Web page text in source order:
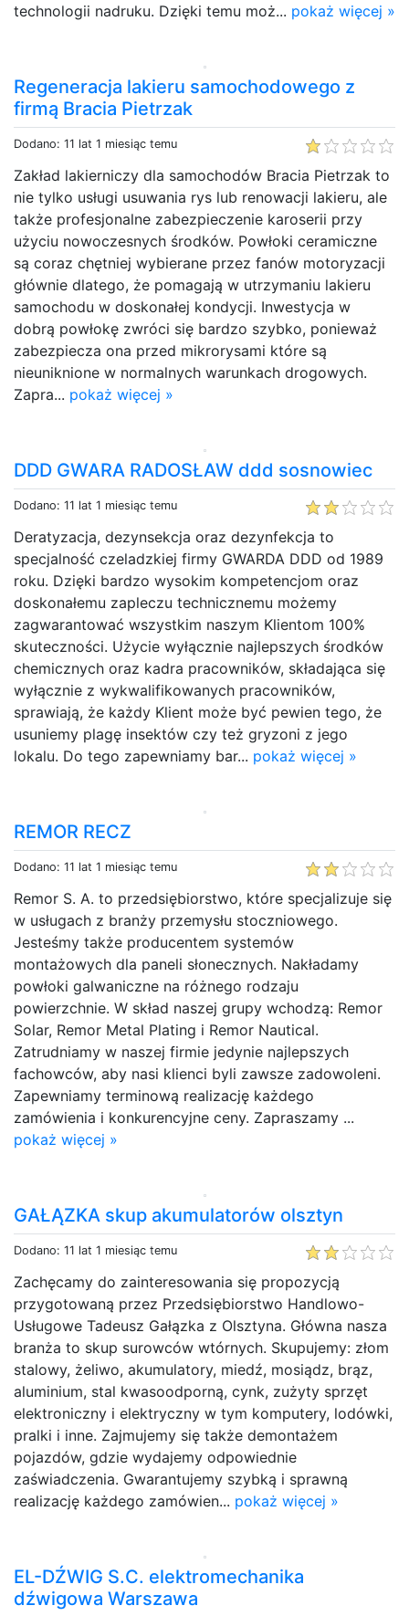
technologii nadruku. Dzięki temu moż... pokaż więcej »
Regeneracja lakieru samochodowego z
firmą Bracia Pietrzak
Dodano: 11 lat 1 miesiąc temu
Zakład lakierniczy dla samochodów Bracia Pietrzak to
nie tylko usługi usuwania rys lub renowacji lakieru, ale
także profesjonalne zabezpieczenie karoserii przy
użyciu nowoczesnych środków. Powłoki ceramiczne
są coraz chętniej wybierane przez fanów motoryzacji
głównie dlatego, że pomagają w utrzymaniu lakieru
samochodu w doskonałej kondycji. Inwestycja w
dobrą powłokę zwróci się bardzo szybko, ponieważ
zabezpiecza ona przed mikrorysami które są
nieuniknione w normalnych warunkach drogowych.
Zapra... pokaż więcej »
DDD GWARA RADOSŁAW ddd sosnowiec
Dodano: 11 lat 1 miesiąc temu
Deratyzacja, dezynsekcja oraz dezynfekcja to
specjalność czeladzkiej firmy GWARDA DDD od 1989
roku. Dzięki bardzo wysokim kompetencjom oraz
doskonałemu zapleczu technicznemu możemy
zagwarantować wszystkim naszym Klientom 100%
skuteczności. Użycie wyłącznie najlepszych środków
chemicznych oraz kadra pracowników, składająca się
wyłącznie z wykwalifikowanych pracowników,
sprawiają, że każdy Klient może być pewien tego, że
usuniemy plagę insektów czy też gryzoni z jego
lokalu. Do tego zapewniamy bar... pokaż więcej »
REMOR RECZ
Dodano: 11 lat 1 miesiąc temu
Remor S. A. to przedsiębiorstwo, które specjalizuje się
w usługach z branży przemysłu stoczniowego.
Jesteśmy także producentem systemów
montażowych dla paneli słonecznych. Nakładamy
powłoki galwaniczne na różnego rodzaju
powierzchnie. W skład naszej grupy wchodzą: Remor
Solar, Remor Metal Plating i Remor Nautical.
Zatrudniamy w naszej firmie jedynie najlepszych
fachowców, aby nasi klienci byli zawsze zadowoleni.
Zapewniamy terminową realizację każdego
zamówienia i konkurencyjne ceny. Zapraszamy ...
pokaż więcej »
GAŁĄZKA skup akumulatorów olsztyn
Dodano: 11 lat 1 miesiąc temu
Zachęcamy do zainteresowania się propozycją
przygotowaną przez Przedsiębiorstwo Handlowo-
Usługowe Tadeusz Gałązka z Olsztyna. Główna nasza
branża to skup surowców wtórnych. Skupujemy: złom
stalowy, żeliwo, akumulatory, miedź, mosiądz, brąz,
aluminium, stal kwasoodporną, cynk, zużyty sprzęt
elektroniczny i elektryczny w tym komputery, lodówki,
pralki i inne. Zajmujemy się także demontażem
pojazdów, gdzie wydajemy odpowiednie
zaświadczenia. Gwarantujemy szybką i sprawną
realizację każdego zamówien... pokaż więcej »
EL-DŹWIG S.C. elektromechanika
dźwigowa Warszawa